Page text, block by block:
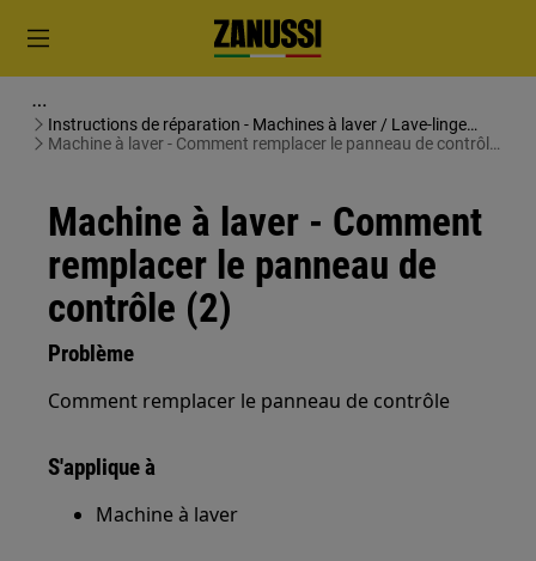
Instructions de réparation - Machines à laver / Lave-linge
séchants
Machine à laver - Comment remplacer le panneau de contrôle
Machine à laver - Comment
remplacer le panneau de
contrôle (2)
Problème
Comment remplacer le panneau de contrôle
S'applique à
Machine à laver